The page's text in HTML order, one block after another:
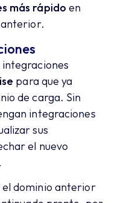
más rápido en
para que ya
de carga. Sin
integraciones
sus
el nuevo
dominio anterior